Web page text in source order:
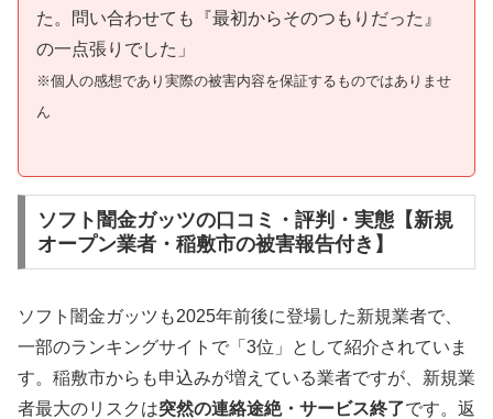
た。問い合わせても『最初からそのつもりだった』
の一点張りでした」
※個人の感想であり実際の被害内容を保証するものではありませ
ん
ソフト闇金ガッツの口コミ・評判・実態【新規
オープン業者・稲敷市の被害報告付き】
ソフト闇金ガッツも2025年前後に登場した新規業者で、
一部のランキングサイトで「3位」として紹介されていま
す。稲敷市からも申込みが増えている業者ですが、新規業
者最大のリスクは突然の連絡途絶・サービス終了です。返